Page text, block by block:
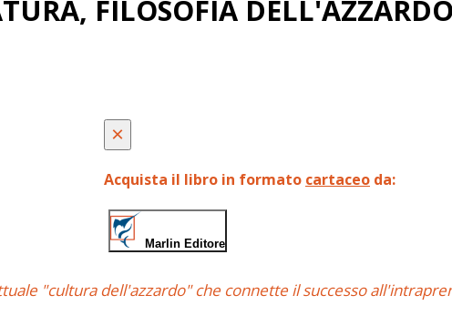
FILOSOFIA
×
Acquista il libro in formato cartaceo da:
Marlin Editore
"cultura dell'azzardo" che connette il successo